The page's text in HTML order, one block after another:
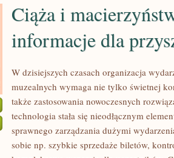
Ciąża i
informacje dla
W dzisiejszych czasach organizacja
muzealnych wymaga nie tylko świetnej
także zastosowania nowoczesnych
technologia stała się nieodłącznym
sprawnego zarządzania dużymi
sobie np. szybkie sprzedaże biletów,